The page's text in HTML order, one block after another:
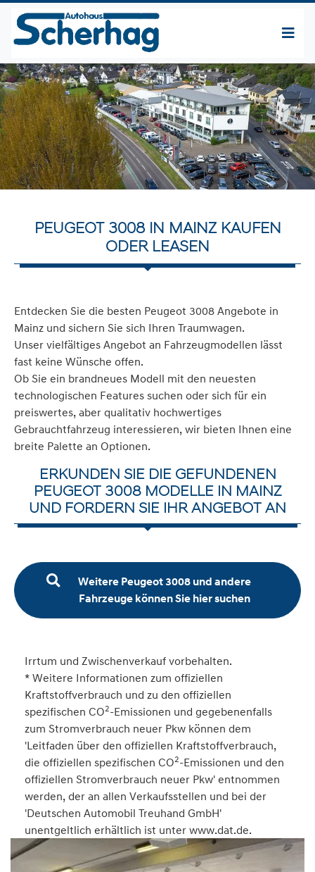
PEUGEOT 3008 IN MAINZ KAUFEN
ODER LEASEN
Entdecken Sie die besten Peugeot 3008 Angebote in
Mainz und sichern Sie sich Ihren Traumwagen.
Unser vielfältiges Angebot an Fahrzeugmodellen lässt
fast keine Wünsche offen.
Ob Sie ein brandneues Modell mit den neuesten
technologischen Features suchen oder sich für ein
preiswertes, aber qualitativ hochwertiges
Gebrauchtfahrzeug interessieren, wir bieten Ihnen eine
breite Palette an Optionen.
ERKUNDEN SIE DIE GEFUNDENEN
PEUGEOT 3008 MODELLE IN MAINZ
UND FORDERN SIE IHR ANGEBOT AN
Weitere Peugeot 3008 und andere
Fahrzeuge können Sie hier suchen
Irrtum und Zwischenverkauf vorbehalten.
* Weitere Informationen zum offiziellen
Kraftstoffverbrauch und zu den offiziellen
spezifischen CO2-Emissionen und gegebenenfalls
zum Stromverbrauch neuer Pkw können dem
'Leitfaden über den offiziellen Kraftstoffverbrauch,
die offiziellen spezifischen CO2-Emissionen und den
offiziellen Stromverbrauch neuer Pkw' entnommen
werden, der an allen Verkaufsstellen und bei der
'Deutschen Automobil Treuhand GmbH'
unentgeltlich erhältlich ist unter www.dat.de.